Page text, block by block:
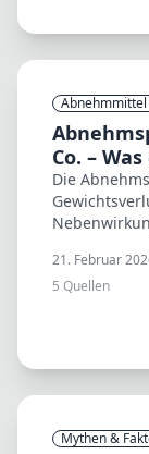
Co. –
Die
21. Februar
5 Quellen
Mythen &